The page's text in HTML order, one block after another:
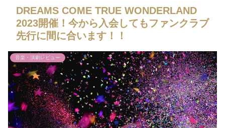
DREAMS COME TRUE WONDERLAND
2023開催！今から入会してもファンクラブ
先行に間に合います！！
音楽・演劇レビュー